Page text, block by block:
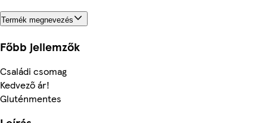
Termék megnevezés
Főbb jellemzők
Családi csomag
Kedvező ár!
Gluténmentes